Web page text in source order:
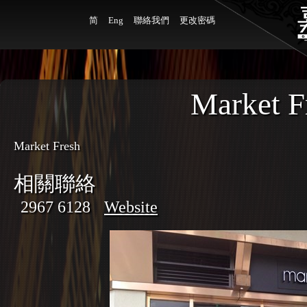
简 Eng 聯絡我們 更改密碼
Market
Market Fresh
相關聯絡
2967 6128 Website